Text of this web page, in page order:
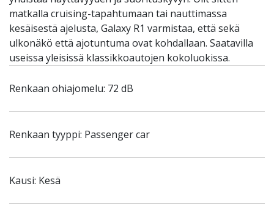
matkalla cruising-tapahtumaan tai nauttimassa
kesäisestä ajelusta, Galaxy R1 varmistaa, että sekä
ulkonäkö että ajotuntuma ovat kohdallaan. Saatavilla
useissa yleisissä klassikkoautojen kokoluokissa.
Renkaan ohiajomelu: 72 dB
Renkaan tyyppi: Passenger car
Kausi: Kesä